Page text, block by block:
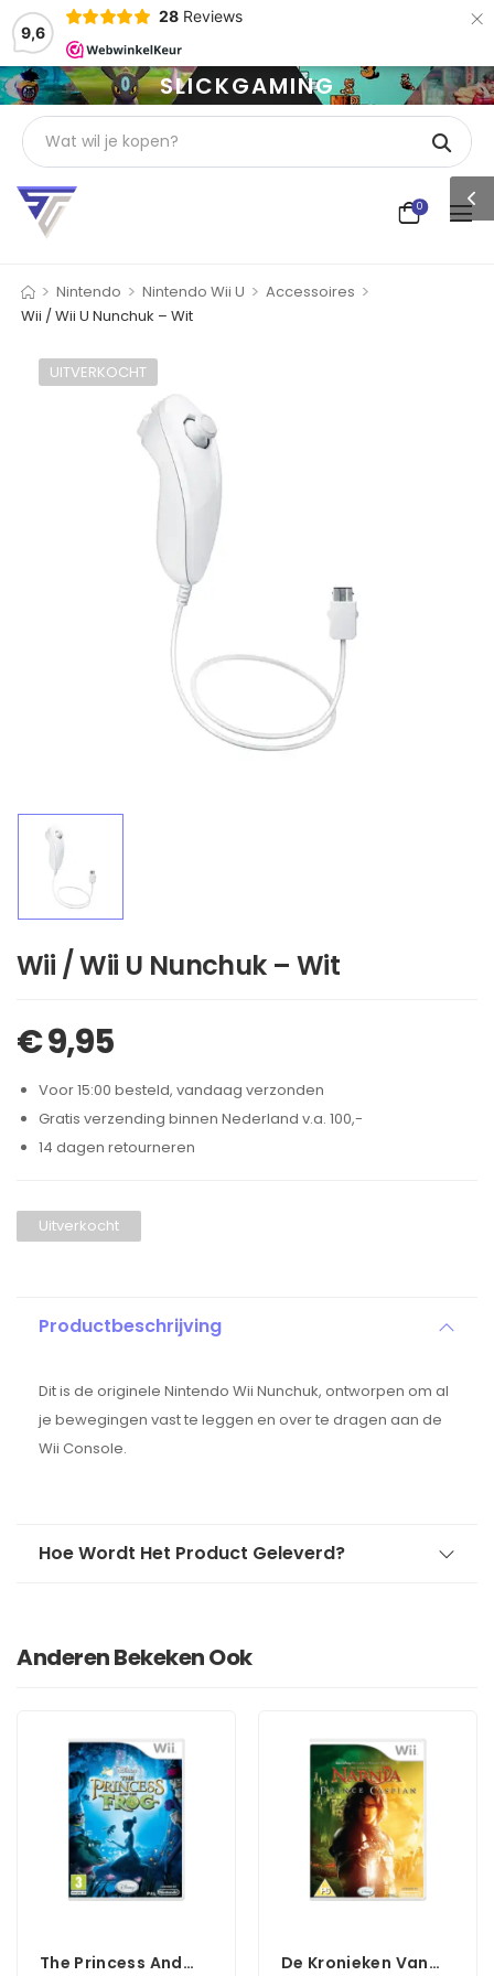
9,6
28 Reviews ×
SLICKGAMING
0
> Nintendo > Nintendo Wii U > Accessoires >
Wii / Wii U Nunchuk – Wit
UITVERKOCHT
Wii / Wii U Nunchuk – Wit
€9,95
Voor 15:00 besteld, vandaag verzonden
Gratis verzending binnen Nederland v.a. 100,-
14 dagen retourneren
Uitverkocht
Productbeschrijving
Dit is de originele Nintendo Wii Nunchuk, ontworpen om al
je bewegingen vast te leggen en over te dragen aan de
Wii Console.
Hoe Wordt Het Product Geleverd?
Anderen Bekeken Ook
The Princess And
De Kronieken Van